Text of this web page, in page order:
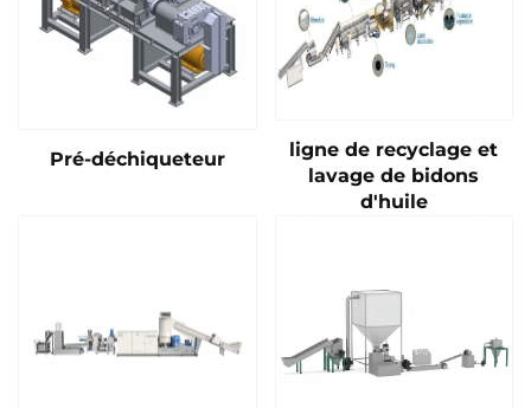
Pré-déchiqueteur
ligne de recyclage et
lavage de bidons
d'huile